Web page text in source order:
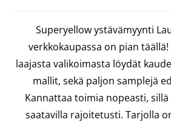
Superyellow ystävämyynti
verkkokaupassa on pian
laajasta valikoimasta löydät
mallit, sekä paljon samplejä
Kannattaa toimia nopeasti,
saatavilla rajoitetusti. Tarjolla